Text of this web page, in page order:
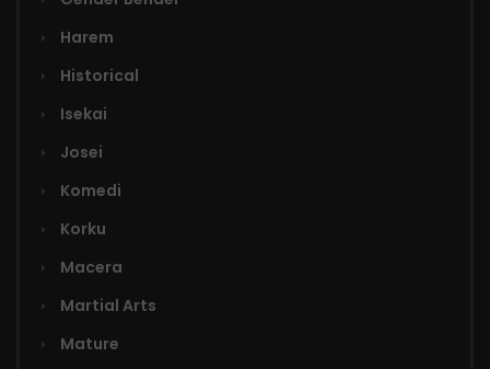
Harem
Historical
Isekai
Josei
Komedi
Korku
Macera
Martial Arts
Mature